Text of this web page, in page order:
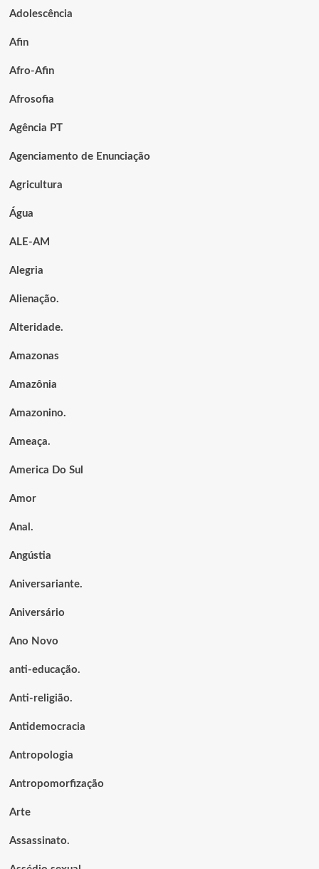
Adolescência
Afin
Afro-Afin
Afrosofia
Agência PT
Agenciamento de Enunciação
Agricultura
Água
ALE-AM
Alegria
Alienação.
Alteridade.
Amazonas
Amazônia
Amazonino.
Ameaça.
America Do Sul
Amor
Anal.
Angústia
Aniversariante.
Aniversário
Ano Novo
anti-educação.
Anti-religião.
Antidemocracia
Antropologia
Antropomorfização
Arte
Assassinato.